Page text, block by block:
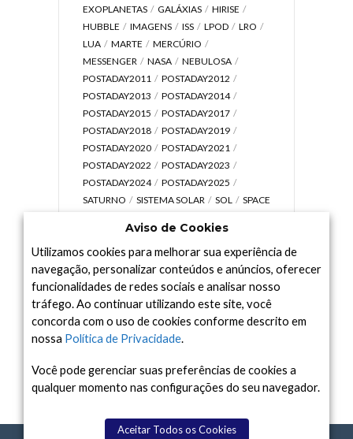
EXOPLANETAS
GALÁXIAS
HIRISE
HUBBLE
IMAGENS ISS LPOD
LRO
LUA
MARTE
MERCÚRIO
MESSENGER
NASA
NEBULOSA
POSTADAY2011
POSTADAY2012
POSTADAY2013
POSTADAY2014
POSTADAY2015
POSTADAY2017
POSTADAY2018
POSTADAY2019
POSTADAY2020
POSTADAY2021
POSTADAY2022
POSTADAY2023
POSTADAY2024
POSTADAY2025
SATURNO
SISTEMA SOLAR SOL
SPACE
UNIVERSO
VÍDEO
Arquivo
Arquivo
Aviso de Cookies
Utilizamos cookies para melhorar sua experiência de
navegação, personalizar conteúdos e anúncios, oferecer
funcionalidades de redes sociais e analisar nosso
tráfego. Ao continuar utilizando este site, você
concorda com o uso de cookies conforme descrito em
nossa Política de Privacidade.
Você pode gerenciar suas preferências de cookies a
qualquer momento nas configurações do seu navegador.
Aceitar Todos os Cookies